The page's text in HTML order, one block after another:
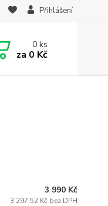
Přihlášení
0ks
za 0 Kč
3 990 Kč
3 297,52 Kč bez DPH